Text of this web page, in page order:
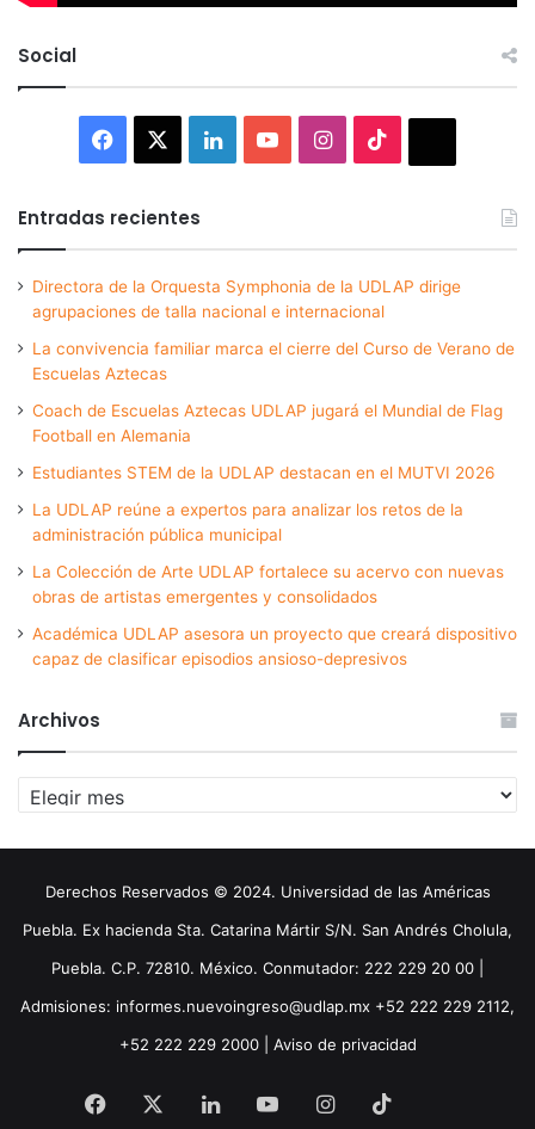
Social
Facebook LinkedInYouTubeInstagram
Entradas recientes
Directora de la Orquesta Symphonia de la UDLAP dirige
agrupaciones de talla nacional e internacional
La convivencia familiar marca el cierre del Curso de Verano de
Escuelas Aztecas
Coach de Escuelas Aztecas UDLAP jugará el Mundial de Flag
Football en Alemania
Estudiantes STEM de la UDLAP destacan en el MUTVI 2026
La UDLAP reúne a expertos para analizar los retos de la
administración pública municipal
La Colección de Arte UDLAP fortalece su acervo con nuevas
obras de artistas emergentes y consolidados
Académica UDLAP asesora un proyecto que creará dispositivo
capaz de clasificar episodios ansioso-depresivos
Archivos
Archivos
Derechos Reservados © 2024. Universidad de las Américas
Puebla. Ex hacienda Sta. Catarina Mártir S/N. San Andrés Cholula,
Puebla. C.P. 72810. México. Conmutador: 222 229 20 00 |
Admisiones: informes.nuevoingreso@udlap.mx +52 222 229 2112,
+52 222 229 2000 | Aviso de privacidad
Facebook LinkedInYouTubeInstagram